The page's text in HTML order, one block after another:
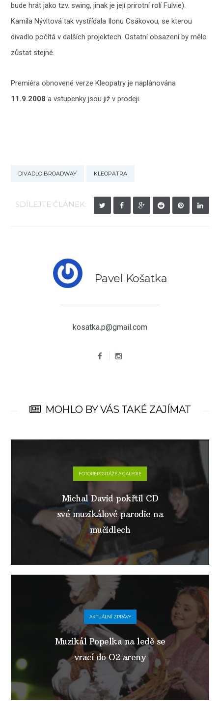
bude hrát jako tzv. swing, jinak je její prirotní rolí Fulvie).
Kamila Nývltová tak vystřídala Ilonu Csákovou, se kterou
divadlo počítá v dalších projektech. Ostatní obsazení by mělo
zůstat stejné.
Premiéra obnovené verze Kleopatry je naplánována
11.9.2008 a vstupenky jsou již v prodeji.
DIVADLO BROADWAY KLEOPATRA
SDÍLEJTE ČLÁNEK:
Pavel Košatka
kosatka.p@gmail.com
MOHLO BY VÁS TAKÉ ZAJÍMAT
FOTOREPORTÁŽE A GALERIE
Michal David pokřtil CD
své muzikálové parodie na
mučidlech
AKTUÁLNÍ ZPRÁVY
Muzikál Popelka na ledě se
vrací do O2 areny